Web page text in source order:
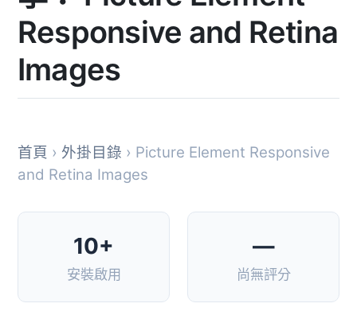
Responsive and Retina
Images
首頁 › 外掛目錄 › Picture Element Responsive
and Retina Images
10+
安裝啟用
—
尚無評分